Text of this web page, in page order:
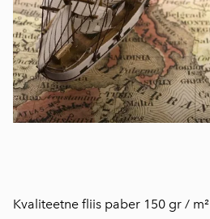
Kvaliteetne fliis paber 150 gr / m²